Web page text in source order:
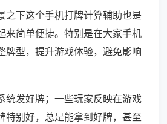
之下这个手机打牌计算辅助也是
来简单便捷。特别是在大家手机
牌型，提升游戏体验，避免影响
统发好牌；一些玩家反映在游戏
特别好，总是能拿到好牌，甚至